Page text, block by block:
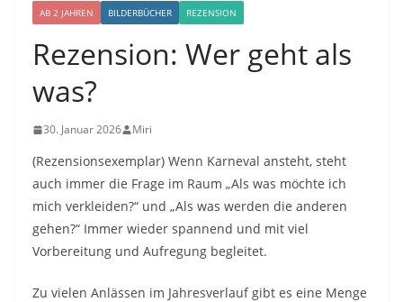
AB 2 JAHREN BILDERBÜCHER REZENSION
Rezension: Wer geht als
was?
30. Januar 2026 Miri
(Rezensionsexemplar) Wenn Karneval ansteht, steht
auch immer die Frage im Raum „Als was möchte ich
mich verkleiden?“ und „Als was werden die anderen
gehen?“ Immer wieder spannend und mit viel
Vorbereitung und Aufregung begleitet.
Zu vielen Anlässen im Jahresverlauf gibt es eine Menge